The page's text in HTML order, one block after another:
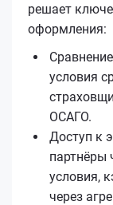
решает
оформления:
условия
ОСАГО.
Доступ к
партнёры
условия,
через